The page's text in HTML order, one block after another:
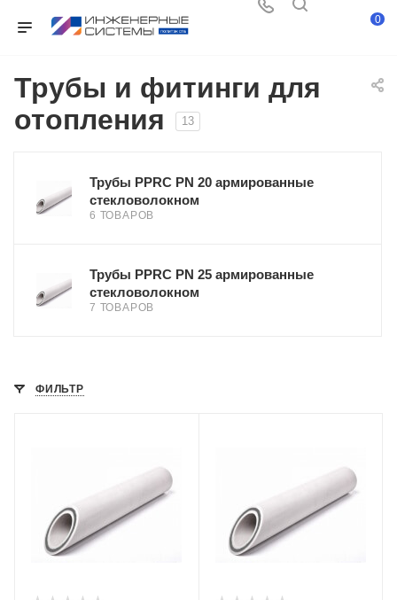
0
Трубы и фитинги для
отопления
13
Трубы PPRC PN 20 армированные
стекловолокном
6 ТОВАРОВ
Трубы PPRC PN 25 армированные
стекловолокном
7 ТОВАРОВ
ФИЛЬТР